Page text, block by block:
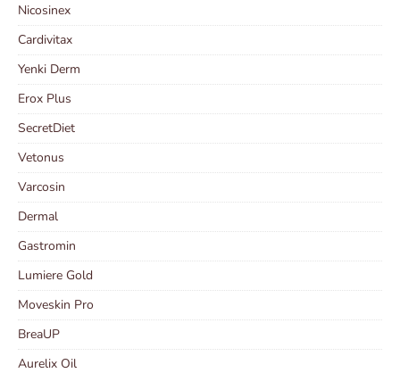
Nicosinex
Cardivitax
Yenki Derm
Erox Plus
SecretDiet
Vetonus
Varcosin
Dermal
Gastromin
Lumiere Gold
Moveskin Pro
BreaUP
Aurelix Oil